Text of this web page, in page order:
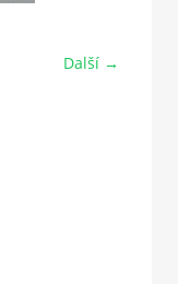
Další →